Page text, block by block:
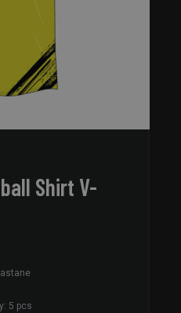
Shirt V-
5 pcs